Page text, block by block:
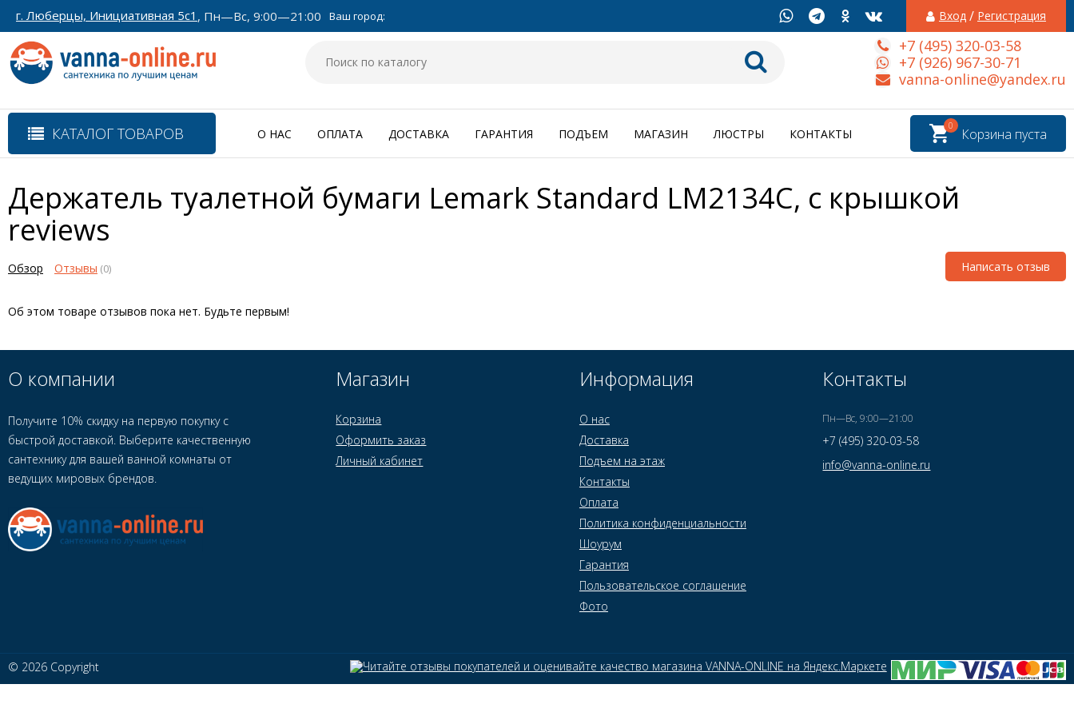
г. Люберцы, Инициативная 5с1 , Пн—Вс, 9:00—21:00 Ваш город: Вход / Регистрация
+7 (495) 320-03-58
+7 (926) 967-30-71
vanna-online@yandex.ru
КАТАЛОГ ТОВАРОВ Корзина пуста
0
О НАС ОПЛАТА ДОСТАВКА ГАРАНТИЯ ПОДЪЕМ МАГАЗИН ЛЮСТРЫ КОНТАКТЫ
Держатель туалетной бумаги Lemark Standard LM2134C, с крышкой
reviews
Обзор Отзывы (0) Написать отзыв
Об этом товаре отзывов пока нет. Будьте первым!
О компании
Получите 10% скидку на первую покупку с
быстрой доставкой. Выберите качественную
сантехнику для вашей ванной комнаты от
ведущих мировых брендов.
Магазин
Корзина
Оформить заказ
Личный кабинет
Информация
О нас
Доставка
Подъем на этаж
Контакты
Оплата
Политика конфиденциальности
Шоурум
Гарантия
Пользовательское соглашение
Фото
Контакты
Пн—Вс, 9:00—21:00
+7 (495) 320-03-58
info@vanna-online.ru
© 2026 Copyright